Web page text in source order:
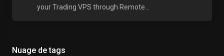
Nuage de tags
your Trading VPS through Remote...